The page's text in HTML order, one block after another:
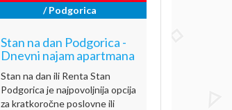
/ Podgorica
Stan na dan Podgorica -
Dnevni najam apartmana
Stan na dan ili Renta Stan
Podgorica je najpovoljnija opcija
za kratkoročne poslovne ili